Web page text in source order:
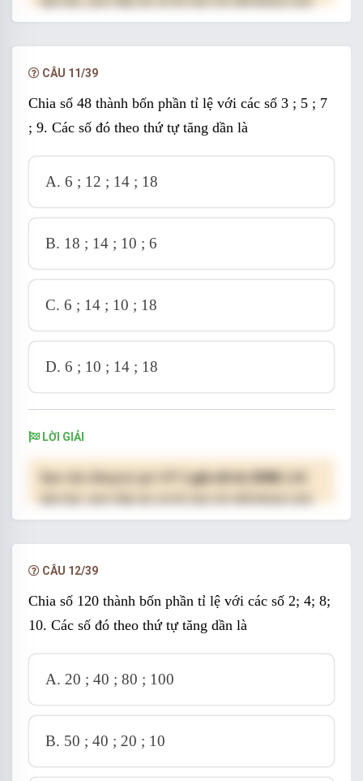
hạn.
CÂU 11/39
Chia số 48 thành bốn phần tỉ lệ với các số 3 ; 5 ; 7
; 9. Các số đó theo thứ tự tăng dần là
A. 6 ; 12 ; 14 ; 18
B. 18 ; 14 ; 10 ; 6
C. 6 ; 14 ; 10 ; 18
D. 6 ; 10 ; 14 ; 18
LỜI GIẢI
( giá chỉ từ 250K )
hạn.
CÂU 12/39
Chia số 120 thành bốn phần tỉ lệ với các số 2; 4; 8;
10. Các số đó theo thứ tự tăng dần là
A. 20 ; 40 ; 80 ; 100
B. 50 ; 40 ; 20 ; 10